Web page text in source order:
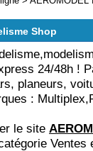
Shop
24/48h !
planeurs,
:
le site
Ventes